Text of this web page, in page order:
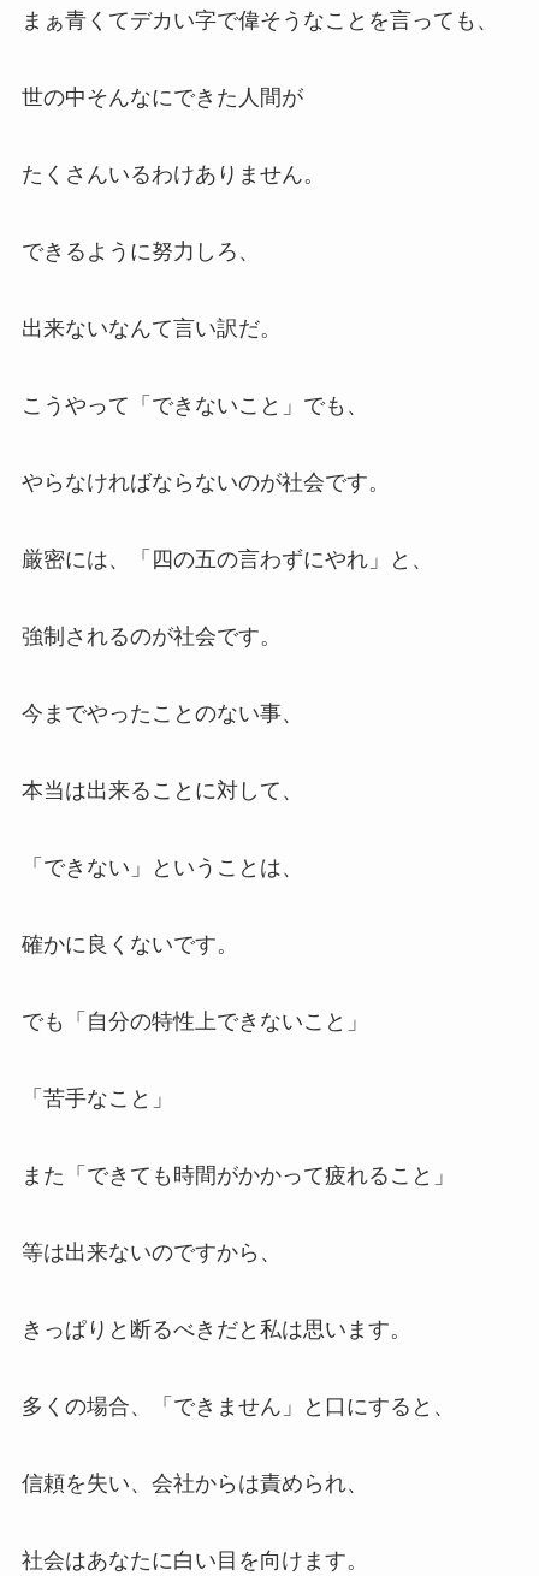
まぁ青くてデカい字で偉そうなことを言っても、
世の中そんなにできた人間が
たくさんいるわけありません。
できるように努力しろ、
出来ないなんて言い訳だ。
こうやって「できないこと」でも、
やらなければならないのが社会です。
厳密には、「四の五の言わずにやれ」と、
強制されるのが社会です。
今までやったことのない事、
本当は出来ることに対して、
「できない」ということは、
確かに良くないです。
でも「自分の特性上できないこと」
「苦手なこと」
また「できても時間がかかって疲れること」
等は出来ないのですから、
きっぱりと断るべきだと私は思います。
多くの場合、「できません」と口にすると、
信頼を失い、会社からは責められ、
社会はあなたに白い目を向けます。